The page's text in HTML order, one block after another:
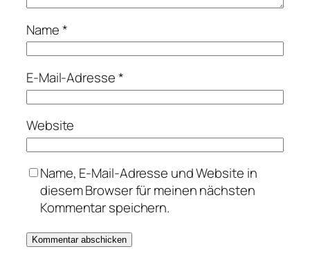
Name*
E-Mail-Adresse*
Website
Name, E-Mail-Adresse und Website in
diesem Browser für meinen nächsten
Kommentar speichern.